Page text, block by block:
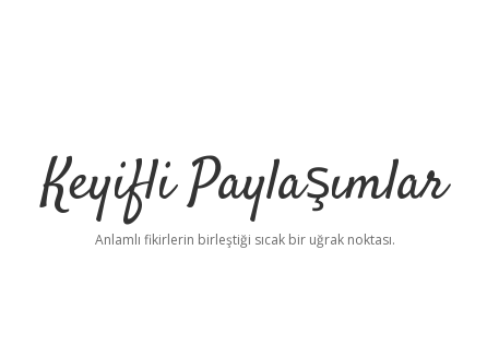
Keyifli Paylaşımlar
Anlamlı fikirlerin birleştiği sıcak bir uğrak noktası.